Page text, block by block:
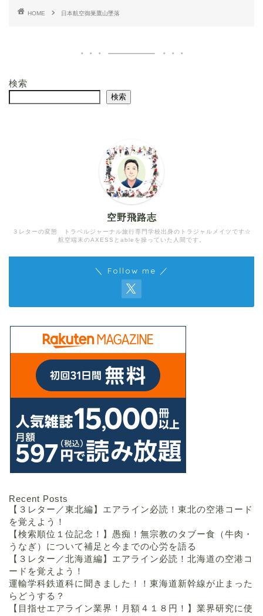
HOME 日本航空御巣鷹山墜落
検索
検索
３レターの変態 トラベルジャーナル旅行専門学校出身のトラジャルメイツです☆
航空端末のAXESSとableを操っていた人間です。
空野飛路志
＼ Follow me ／
Recent Posts
【３レター／東北編】エアライン必読！東北の空港コード
を覚えよう！
【検索順位１位記念！】愚痴！無宗教のタブー食（牛肉・
うなぎ）について補足と今までの心労を語る
【３レター／北海道編】エアライン必読！北海道の空港コ
ードを覚えよう！
運輸学科鉄道科に聞きました！！東海道新幹線が止まった
らどうする？
【目指せエアライン業界！月額４１８円！】業界研究に使